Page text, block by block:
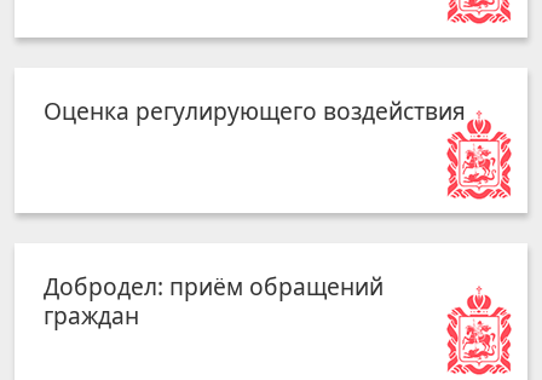
Оценка регулирующего воздействия
Добродел: приём обращений
граждан